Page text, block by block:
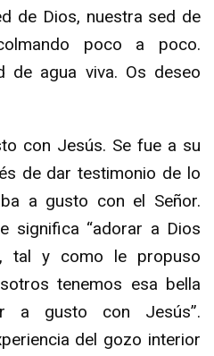
de Dios, nuestra sed de
poco a poco.
de agua viva. Os deseo
con Jesús. Se fue a su
de dar testimonio de lo
a gusto con el Señor.
significa “adorar a Dios
tal y como le propuso
tenemos esa bella
a gusto con Jesús”.
del gozo interior